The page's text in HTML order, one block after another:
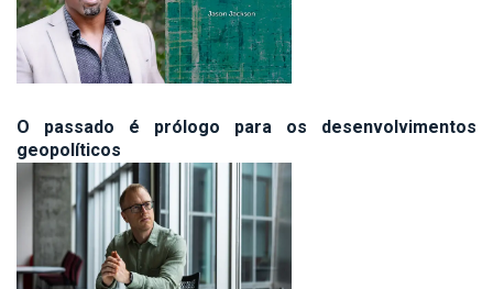
O passado é prólogo para os desenvolvimentos
geopolíticos